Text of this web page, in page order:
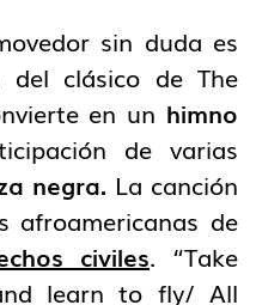
sin duda es
del clásico de The
en un himno
de varias
negra. La canción
afroamericanas de
civiles. “Take
learn to fly/ All